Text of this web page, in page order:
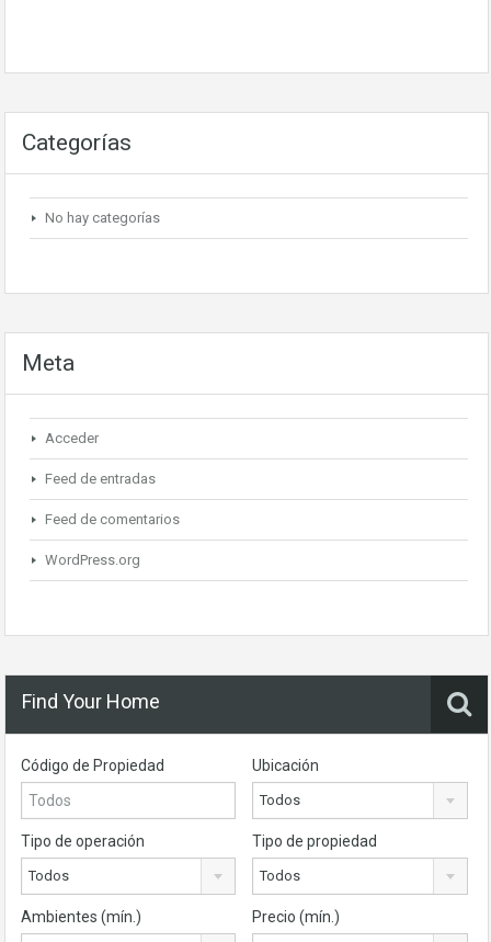
Categorías
No hay categorías
Meta
Acceder
Feed de entradas
Feed de comentarios
WordPress.org
Find Your Home
Código de Propiedad Ubicación
Todos
Tipo de operación
Todos
Tipo de propiedad
Todos
Ambientes (mín.) Precio (mín.)